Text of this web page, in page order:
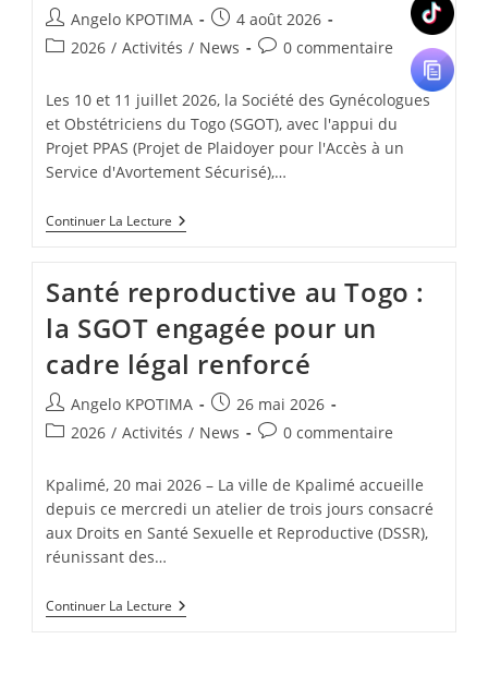
Angelo KPOTIMA
4 août 2026
2026 / Activités / News 0 commentaire
Les 10 et 11 juillet 2026, la Société des Gynécologues
et Obstétriciens du Togo (SGOT), avec l'appui du
Projet PPAS (Projet de Plaidoyer pour l'Accès à un
Service d'Avortement Sécurisé),…
Continuer La Lecture
Santé reproductive au Togo :
la SGOT engagée pour un
cadre légal renforcé
Angelo KPOTIMA
26 mai 2026
2026 / Activités / News 0 commentaire
Kpalimé, 20 mai 2026 – La ville de Kpalimé accueille
depuis ce mercredi un atelier de trois jours consacré
aux Droits en Santé Sexuelle et Reproductive (DSSR),
réunissant des…
Continuer La Lecture